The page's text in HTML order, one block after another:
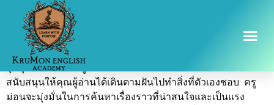
ครูม่อน.com
จุดมุ่งหมายของ ครูม่อน.com คือ การได้เป็นแรงบันดาลใจ
สนับสนุนให้คุณผู้อ่านได้เดินตามฝันไปทำสิ่งที่ตัวเองชอบ ครู
ม่อนจะมุ่งมั่นในการค้นหาเรื่องราวที่น่าสนใจและเป็นแรง